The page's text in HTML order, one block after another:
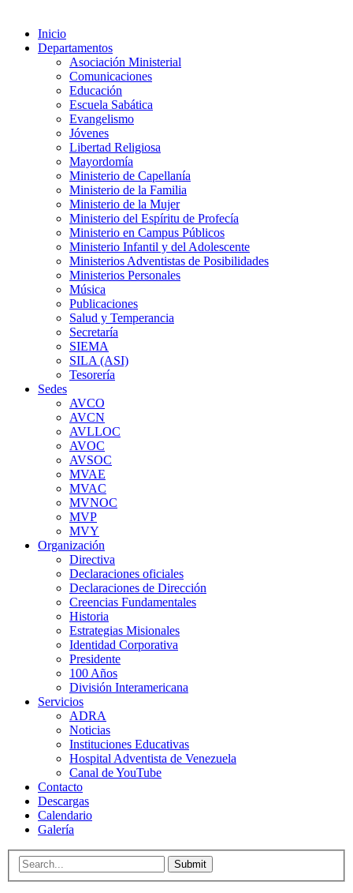
Inicio
Departamentos
Asociación Ministerial
Comunicaciones
Educación
Escuela Sabática
Evangelismo
Jóvenes
Libertad Religiosa
Mayordomía
Ministerio de Capellanía
Ministerio de la Familia
Ministerio de la Mujer
Ministerio del Espíritu de Profecía
Ministerio en Campus Públicos
Ministerio Infantil y del Adolescente
Ministerios Adventistas de Posibilidades
Ministerios Personales
Música
Publicaciones
Salud y Temperancia
Secretaría
SIEMA
SILA (ASI)
Tesorería
Sedes
AVCO
AVCN
AVLLOC
AVOC
AVSOC
MVAE
MVAC
MVNOC
MVP
MVY
Organización
Directiva
Declaraciones oficiales
Declaraciones de Dirección
Creencias Fundamentales
Historia
Estrategias Misionales
Identidad Corporativa
Presidente
100 Años
División Interamericana
Servicios
ADRA
Noticias
Instituciones Educativas
Hospital Adventista de Venezuela
Canal de YouTube
Contacto
Descargas
Calendario
Galería
Submit